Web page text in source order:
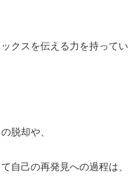
クスを伝える力を持ってい
脱却や、
自己の再発見への過程は、